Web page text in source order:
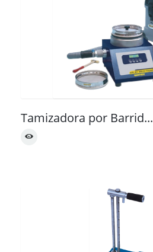
Tamizadora por Barrid...